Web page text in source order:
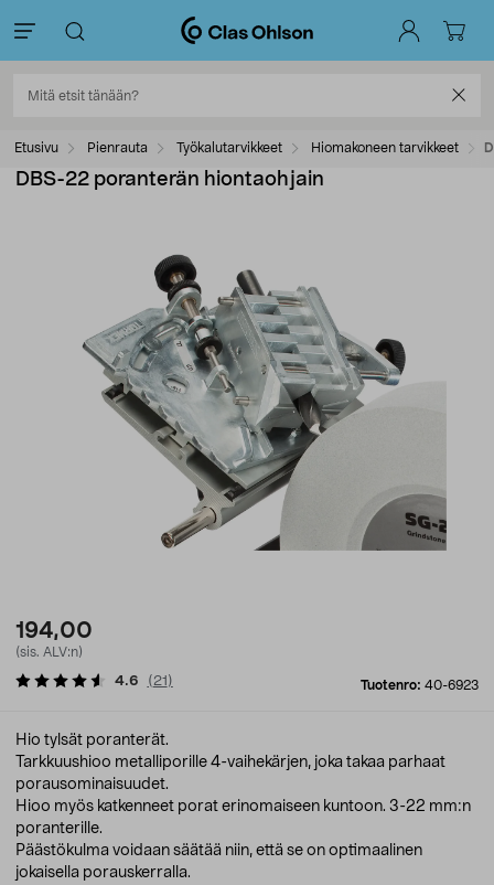
Etusivu Pienrauta Työkalutarvikkeet Hiomakoneen tarvikkeet
DBS-22 poranterän hiontaohjain
194,00
(sis. ALV:n)
Tuotenro: 40-6923
4.6 ( 21 )
Hio tylsät poranterät.
Tarkkuushioo metalliporille 4-vaihekärjen, joka takaa parhaat
porausominaisuudet.
Hioo myös katkenneet porat erinomaiseen kuntoon. 3-22 mm:n
poranterille.
Päästökulma voidaan säätää niin, että se on optimaalinen
jokaisella porauskerralla.